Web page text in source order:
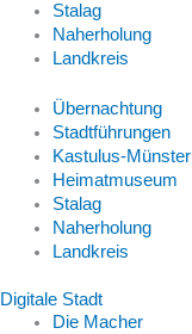
Stalag
Naherholung
Landkreis
Übernachtung
Stadtführungen
Kastulus-Münster
Heimatmuseum
Stalag
Naherholung
Landkreis
Digitale Stadt
Die Macher